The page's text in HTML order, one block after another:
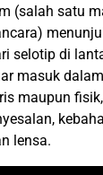
(salah satu
selotip di
masuk
maupun
lensa.